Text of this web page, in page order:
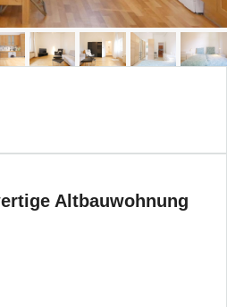
Altbauwohnung